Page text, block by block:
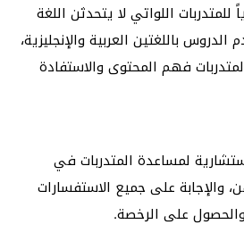
اللواتي لا يتحدثن اللغة
باللغتين العربية والإنجليزية،
فهم المحتوى والاستفادة
لمساعدة المتدربات في
والإجابة على جميع الاستفسارات
والحصول على الرخصة.